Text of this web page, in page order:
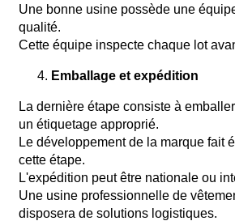
Une bonne usine possède une
qualité.
Cette équipe inspecte chaque lot
Emballage et expédition
La dernière étape consiste à
un étiquetage approprié.
Le développement de la marque fait
cette étape.
L'expédition peut être nationale ou
Une usine professionnelle de
disposera de solutions logistiques.